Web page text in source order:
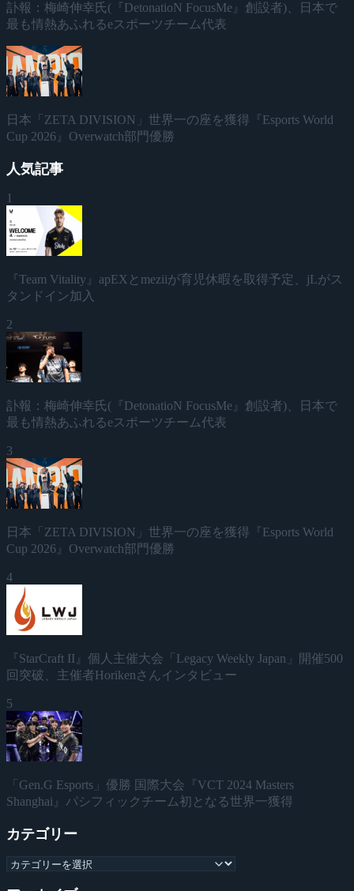
訃報：梅崎伸幸氏(『DetonatioN FocusMe』創設者)、日本で
最も情熱あふれるeスポーツチーム代表
日本「ZETA DIVISION」世界一の座を獲得『Esports World
Cup 2026』Overwatch部門優勝
人気記事
1
『Team Vitality』apEXとmeziiが育児休暇を取得予定、jLがス
タンドイン加入
2
訃報：梅崎伸幸氏(『DetonatioN FocusMe』創設者)、日本で
最も情熱あふれるeスポーツチーム代表
3
日本「ZETA DIVISION」世界一の座を獲得『Esports World
Cup 2026』Overwatch部門優勝
4
『StarCraft II』個人主催大会「Legacy Weekly Japan」開催500
回突破、主催者Horikenさんインタビュー
5
「Gen.G Esports」優勝 国際大会『VCT 2024 Masters
Shanghai』パシフィックチーム初となる世界一獲得
カテゴリー